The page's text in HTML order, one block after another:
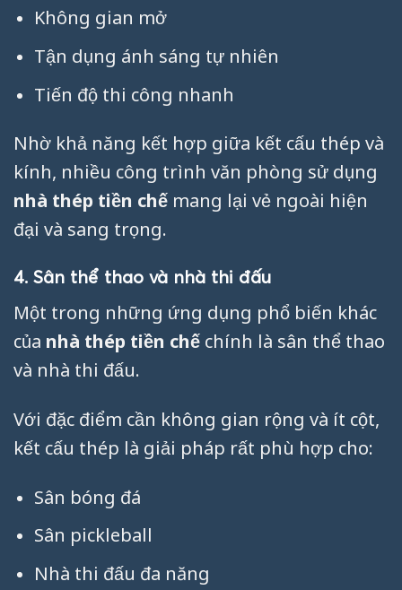
Không gian mở
Tận dụng ánh sáng tự nhiên
Tiến độ thi công nhanh
Nhờ khả năng kết hợp giữa kết cấu thép và
kính, nhiều công trình văn phòng sử dụng
nhà thép tiền chế mang lại vẻ ngoài hiện
đại và sang trọng.
4. Sân thể thao và nhà thi đấu
Một trong những ứng dụng phổ biến khác
của nhà thép tiền chế chính là sân thể thao
và nhà thi đấu.
Với đặc điểm cần không gian rộng và ít cột,
kết cấu thép là giải pháp rất phù hợp cho:
Sân bóng đá
Sân pickleball
Nhà thi đấu đa năng